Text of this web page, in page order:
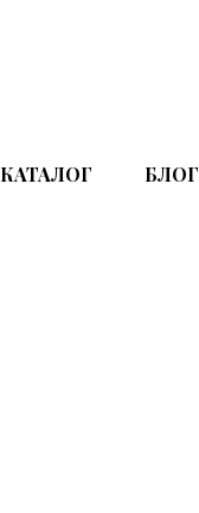
КАТАЛОГ БЛОГ